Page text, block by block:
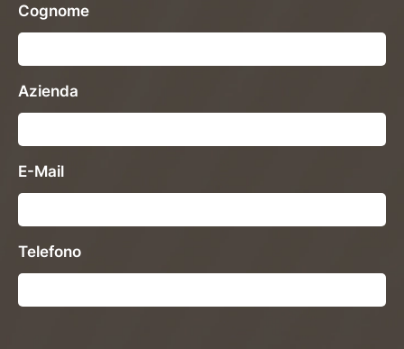
Cognome
Azienda
E-Mail
Telefono